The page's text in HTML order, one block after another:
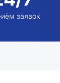
заявок